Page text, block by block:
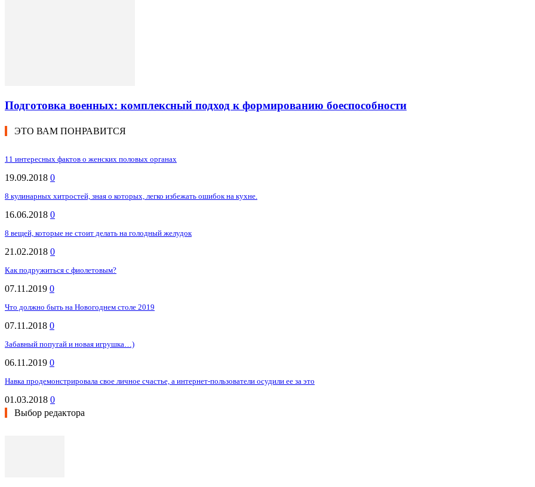
Подготовка военных: комплексный подход к формированию боеспособности
ЭТО ВАМ ПОНРАВИТСЯ
11 интересных фактов о женских половых органах
19.09.2018 0
8 кулинарных хитростей, зная о которых, легко избежать ошибок на кухне.
16.06.2018 0
8 вещей, которые не стоит делать на голодный желудок
21.02.2018 0
Как подружиться с фиолетовым?
07.11.2019 0
Что должно быть на Новогоднем столе 2019
07.11.2018 0
Забавный попугай и новая игрушка…)
06.11.2019 0
Навка продемонстрировала свое личное счастье, а интернет-пользователи осудили ее за это
01.03.2018 0
Выбор редактора